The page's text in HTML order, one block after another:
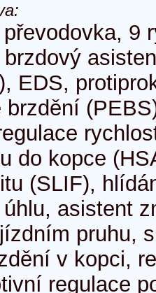
9
EDS,
brzdění
do kopce
(SLIF),
asistent
pruhu,
v kopci,
regulace